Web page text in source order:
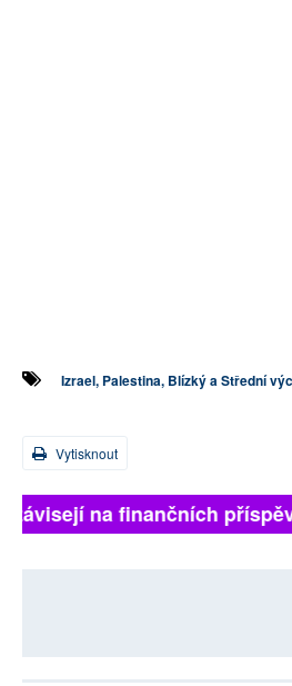
Izrael, Palestina, Blízký a Střední
Vytisknout
na finančních